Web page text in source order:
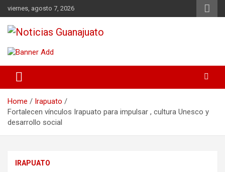
Skip
to
content
viernes, agosto 7, 2026
Noticias Guanajuato
Home
Irapuato
Fortalecen vínculos Irapuato para impulsar , cultura Unesco y
desarrollo social
IRAPUATO